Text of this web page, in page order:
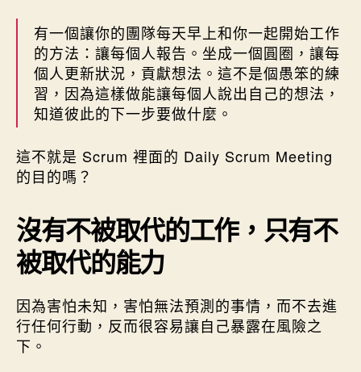
有一個讓你的團隊每天早上和你一起開始工作
的方法：讓每個人報告。坐成一個圓圈，讓每
個人更新狀況，貢獻想法。這不是個愚笨的練
習，因為這樣做能讓每個人說出自己的想法，
知道彼此的下一步要做什麼。
這不就是 Scrum 裡面的 Daily Scrum Meeting
的目的嗎？
沒有不被取代的工作，只有不
被取代的能力
因為害怕未知，害怕無法預測的事情，而不去進
行任何行動，反而很容易讓自己暴露在風險之
下。